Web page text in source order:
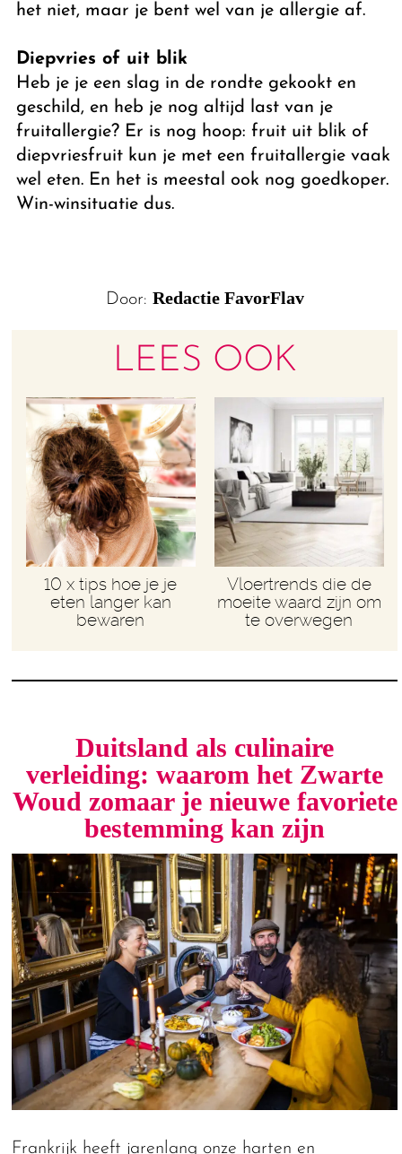
het niet, maar je bent wel van je allergie af.
Diepvries of uit blik
Heb je je een slag in de rondte gekookt en
geschild, en heb je nog altijd last van je
fruitallergie? Er is nog hoop: fruit uit blik of
diepvriesfruit kun je met een fruitallergie vaak
wel eten. En het is meestal ook nog goedkoper.
Win-winsituatie dus.
Door: Redactie FavorFlav
LEES OOK
10 x tips hoe je je
eten langer kan
bewaren
Vloertrends die de
moeite waard zijn om
te overwegen
Duitsland als culinaire
verleiding: waarom het Zwarte
Woud zomaar je nieuwe favoriete
bestemming kan zijn
Frankrijk heeft jarenlang onze harten en